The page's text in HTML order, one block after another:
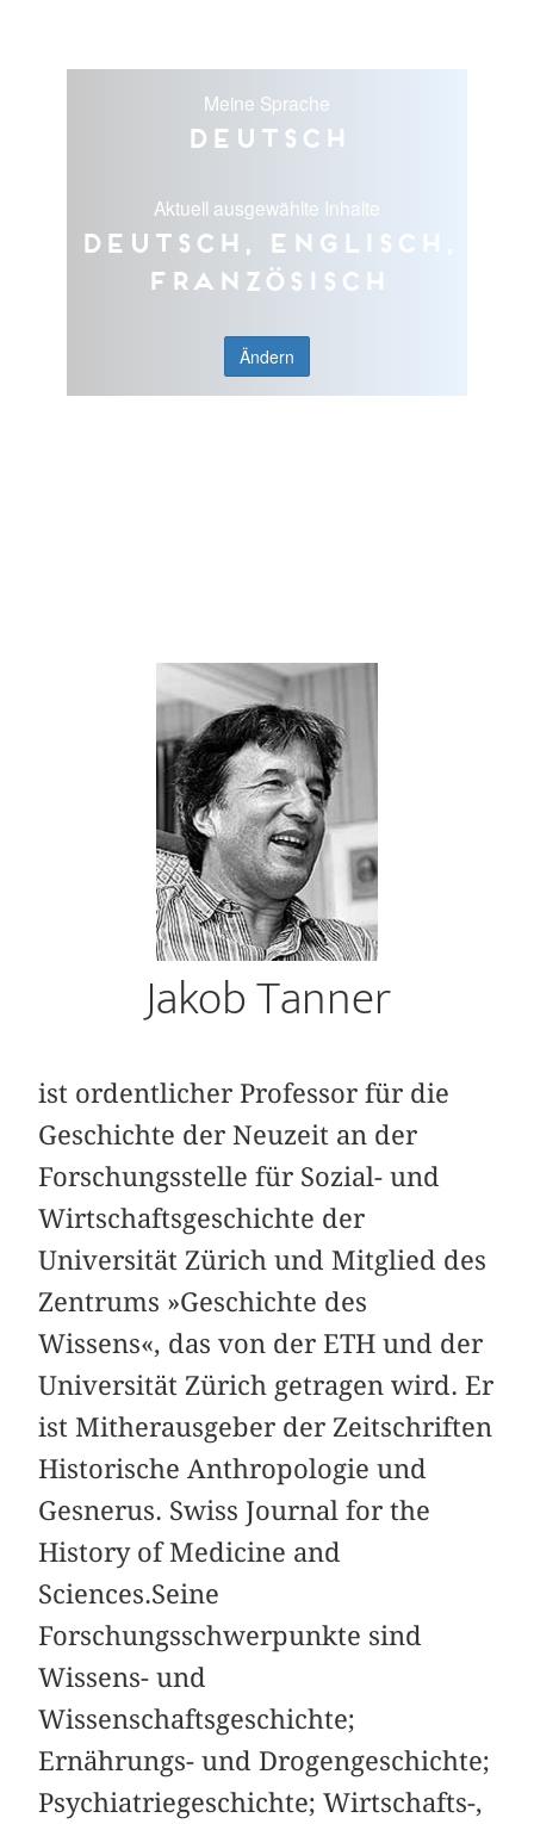
Meine Sprache
Deutsch
Aktuell ausgewählte Inhalte
Deutsch, Englisch,
Französisch
Ändern
Jakob Tanner
ist ordentlicher Professor für die
Geschichte der Neuzeit an der
Forschungsstelle für Sozial- und
Wirtschaftsgeschichte der
Universität Zürich und Mitglied des
Zentrums »Geschichte des
Wissens«, das von der ETH und der
Universität Zürich getragen wird. Er
ist Mitherausgeber der Zeitschriften
Historische Anthropologie und
Gesnerus. Swiss Journal for the
History of Medicine and
Sciences.Seine
Forschungsschwerpunkte sind
Wissens- und
Wissenschaftsgeschichte;
Ernährungs- und Drogengeschichte;
Psychiatriegeschichte; Wirtschafts-,